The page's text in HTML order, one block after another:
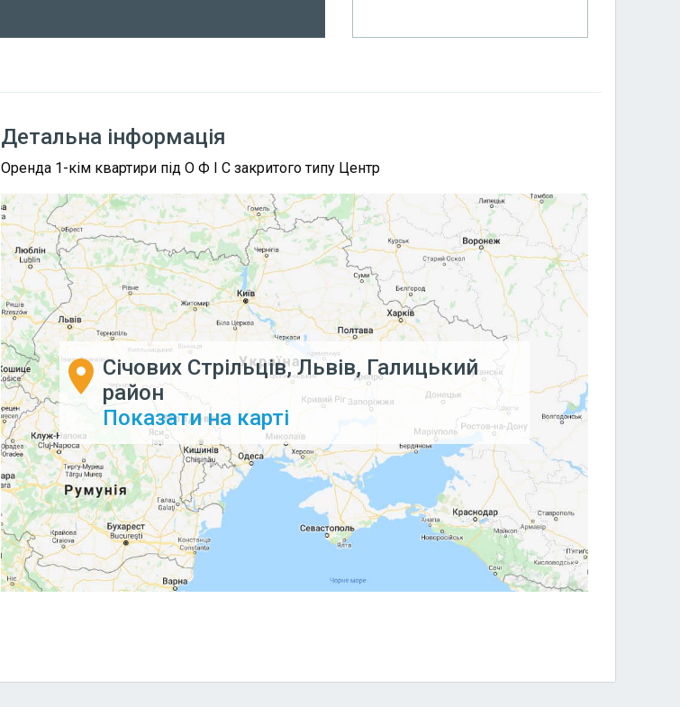
Детальна інформація
Оренда 1-кім квартири під О Ф І С закритого типу Центр
Січових Стрільців, Львів, Галицький
район
Показати на карті